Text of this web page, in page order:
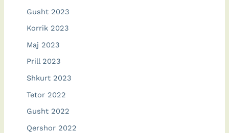
Gusht 2023
Korrik 2023
Maj 2023
Prill 2023
Shkurt 2023
Tetor 2022
Gusht 2022
Qershor 2022